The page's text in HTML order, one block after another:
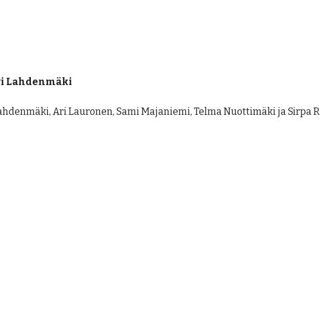
Lahdenmäki
Ari Lauronen, Sami Majaniemi, Telma Nuottimäki jaSirpa